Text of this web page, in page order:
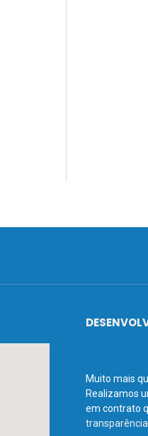
Muito mais
Realizamos
em contrato